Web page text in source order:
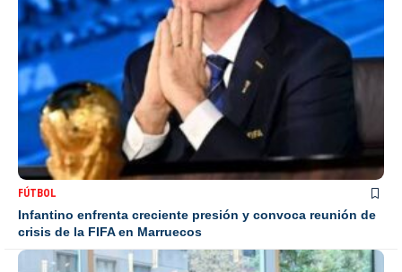
FÚTBOL
Infantino enfrenta creciente presión y convoca reunión de
crisis de la FIFA en Marruecos